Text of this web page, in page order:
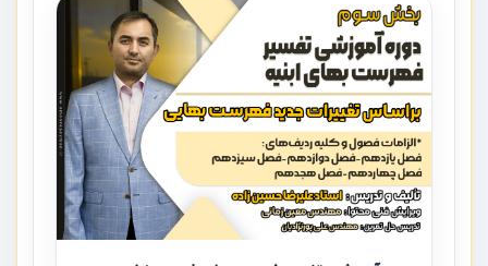
مشاور در امر بازنگری فهرست بها رشته ابنیه ارائه شده و به تمام
همکارانی که در حوزه صنعت ساخت در حال فعالیت هستند حتما
توصیه می کنیم از مطالب این دوره استفاده نمایند.